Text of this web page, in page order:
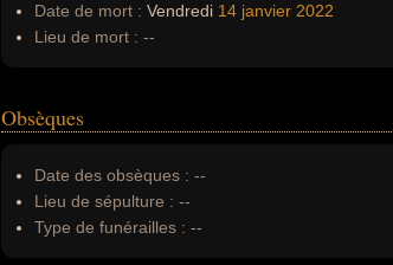
Date de mort : Vendredi 14 janvier 2022
Lieu de mort : --
Obsèques
Date des obsèques : --
Lieu de sépulture : --
Type de funérailles : --